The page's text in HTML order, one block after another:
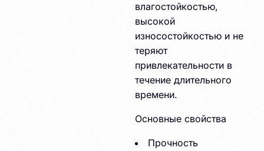
влагостойкостью,
высокой
износостойкостью и не
теряют
привлекательности в
течение длительного
времени.
Основные свойства
Прочность